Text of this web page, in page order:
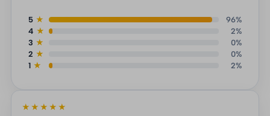
5 ★
96%
4 ★
2%
3 ★
0%
2 ★
0%
1 ★ 2%
★★★★★